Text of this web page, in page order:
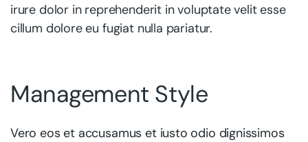
irure dolor in reprehenderit in voluptate velit esse
cillum dolore eu fugiat nulla pariatur.
Management Style
Vero eos et accusamus et iusto odio dignissimos